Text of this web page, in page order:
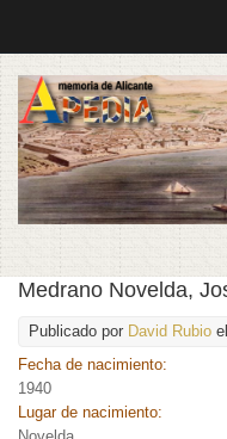
Medrano Novelda,
Publicado por David Rubio
Fecha de nacimiento:
1940
Lugar de nacimiento:
Novelda